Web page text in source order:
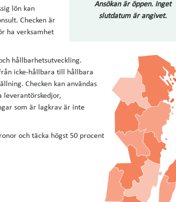
lön kan
Checken är
ha verksamhet
Ansökan är öppen. Inget
slutdatum är angivet.
hållbarhetsutveckling.
icke-hållbara till hållbara
Checken kan användas
leverantörskedjor,
som är lagkrav är inte
och täcka högst 50 procent